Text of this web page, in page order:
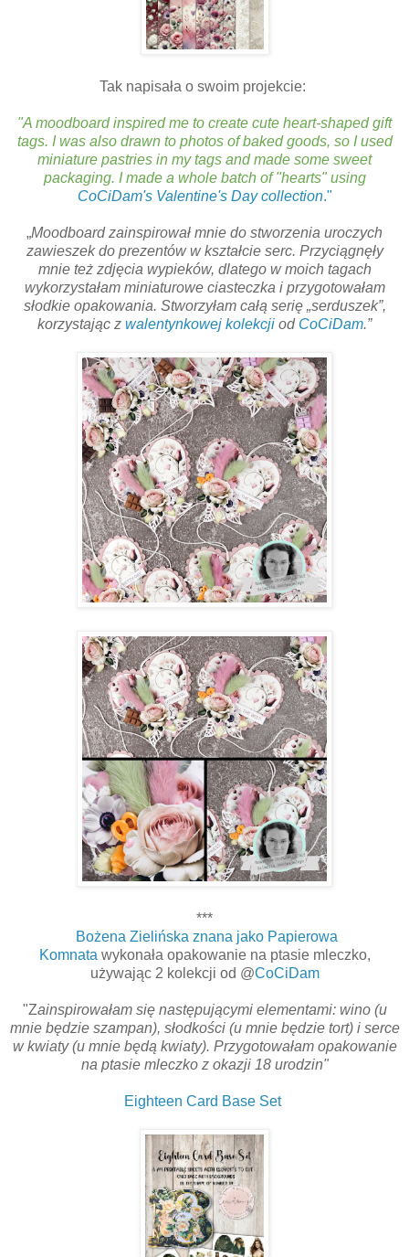
Tak napisała o swoim projekcie:
"A moodboard inspired me to create cute heart-shaped gift
tags. I was also drawn to photos of baked goods, so I used
miniature pastries in my tags and made some sweet
packaging. I made a whole batch of "hearts" using
CoCiDam's Valentine's Day collection."
„Moodboard zainspirował mnie do stworzenia uroczych
zawieszek do prezentów w kształcie serc. Przyciągnęły
mnie też zdjęcia wypieków, dlatego w moich tagach
wykorzystałam miniaturowe ciasteczka i przygotowałam
słodkie opakowania. Stworzyłam całą serię „serduszek”,
korzystając z walentynkowej kolekcji od CoCiDam.”
***
Bożena Zielińska znana jako Papierowa
Komnata wykonała opakowanie na ptasie mleczko,
używając 2 kolekcji od @CoCiDam
"Zainspirowałam się następującymi elementami: wino (u
mnie będzie szampan), słodkości (u mnie będzie tort) i serce
w kwiaty (u mnie będą kwiaty). Przygotowałam opakowanie
na ptasie mleczko z okazji 18 urodzin"
Eighteen Card Base Set